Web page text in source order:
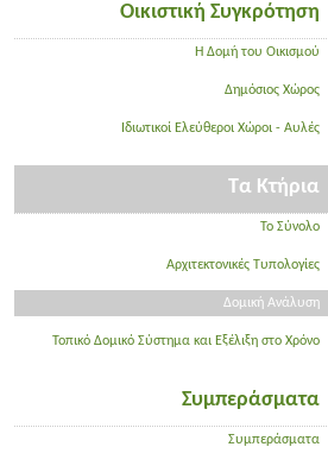
Οικιστική Συγκρότηση
Η Δομή του Οικισμού
Δημόσιος Χώρος
Ιδιωτικοί Ελεύθεροι Χώροι - Αυλές
Τα Κτήρια
Το Σύνολο
Αρχιτεκτονικές Τυπολογίες
Δομική Ανάλυση
Τοπικό Δομικό Σύστημα και Εξέλιξη στο Χρόνο
Συμπεράσματα
Συμπεράσματα